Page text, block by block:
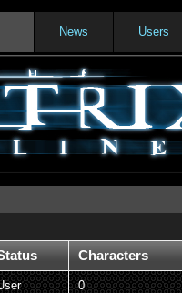
Users
News
Characters
0